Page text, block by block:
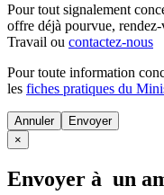
Pour tout signalement
offre déjà pourvue,
Travail ou contactez-nous
Pour toute information
les fiches pratiques du
Annuler
×
Envoyer à un